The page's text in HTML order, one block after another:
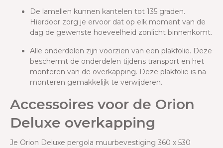
De lamellen kunnen kantelen tot 135 graden.
Hierdoor zorg je ervoor dat op elk moment van de
dag de gewenste hoeveelheid zonlicht binnenkomt.
Alle onderdelen zijn voorzien van een plakfolie. Deze
beschermt de onderdelen tijdens transport en het
monteren van de overkapping. Deze plakfolie is na
monteren gemakkelijk te verwijderen.
Accessoires voor de Orion
Deluxe overkapping
Je Orion Deluxe pergola muurbevestiging 360 x 530